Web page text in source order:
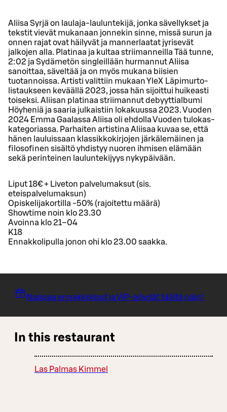
Aliisa Syrjä on laulaja-lauluntekijä, jonka sävellykset ja
tekstit vievät mukanaan jonnekin sinne, missä surun ja
onnen rajat ovat häilyvät ja mannerlaatat jyrisevät
jalkojen alla. Platinaa ja kultaa striimanneilla Tää tunne,
2:02 ja Sydämetön singleillään hurmannut Aliisa
sanoittaa, säveltää ja on myös mukana biisien
tuotannoissa. Artisti valittiin mukaan YleX Läpimurto-
listaukseen keväällä 2023, jossa hän sijoittui huikeasti
toiseksi. Aliisan platinaa striimannut debyyttialbumi
Höyheniä ja saaria julkaistiin lokakuussa 2023. Vuoden
2024 Emma Gaalassa Aliisa oli ehdolla Vuoden tulokas-
kategoriassa. Parhaiten artistina Aliisaa kuvaa se, että
hänen lauluissaan klassikkokirjojen järkälemäinen ja
filosofinen sisältö yhdistyy nuoren ihmisen elämään
sekä perinteinen lauluntekijyys nykypäivään.
Liput 18€ + Liveton palvelumaksut (sis.
eteispalvelumaksun)
Opiskelijakortilla -50% (rajoitettu määrä)
Showtime noin klo 23.30
Avoinna klo 21–04
K18
Ennakkolipulla jonon ohi klo 23.00 saakka.
Nappaa ennakkoliput ja VIP-pöydät täältä näin!
In this restaurant
Las Palmas Kimmel